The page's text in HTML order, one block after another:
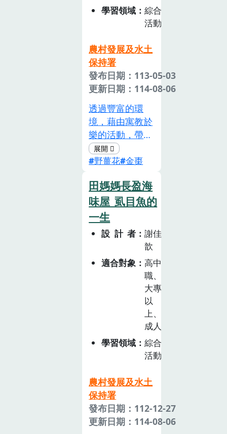
學習領域
綜合
活動
農村發展及水土
保持署
發布日期：113-05-03
更新日期：114-08-06
透過豐富的環
境，藉由寓教於
樂的活動，帶給
參與者認識宜蘭
特色的野薑花及
提供農業療育的
價值。
野薑花 金棗
田媽媽長盈海
味屋_虱目魚的
一生
設計者
謝佳
歆
適合對象
高中
職、
大專
以
上、
成人
學習領域
綜合
活動
農村發展及水土
保持署
發布日期：112-12-27
更新日期：114-08-06